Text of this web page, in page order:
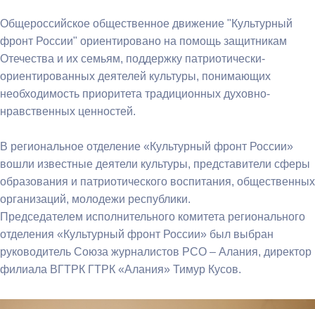
Общероссийское общественное движение "Культурный
фронт России" ориентировано на помощь защитникам
Отечества и их семьям, поддержку патриотически-
ориентированных деятелей культуры, понимающих
необходимость приоритета традиционных духовно-
нравственных ценностей.
В региональное отделение «Культурный фронт России»
вошли известные деятели культуры, представители сферы
образования и патриотического воспитания, общественных
организаций, молодежи республики.
Председателем исполнительного комитета регионального
отделения «Культурный фронт России» был выбран
руководитель Союза журналистов РСО – Алания, директор
филиала ВГТРК ГТРК «Алания» Тимур Кусов.